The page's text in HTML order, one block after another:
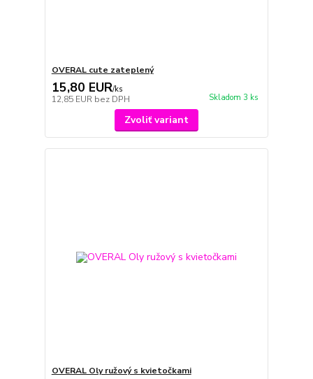
OVERAL cute zateplený
15,80 EUR/ks
12,85 EUR bez DPH Skladom 3 ks
Zvoliť variant
OVERAL Oly ružový s kvietočkami